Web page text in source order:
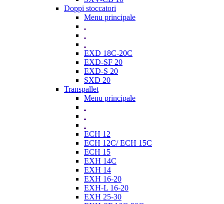
Doppi stoccatori
Menu principale
.
.
.
EXD 18C-20C
EXD-SF 20
EXD-S 20
SXD 20
Transpallet
Menu principale
.
.
.
ECH 12
ECH 12C/ ECH 15C
ECH 15
EXH 14C
EXH 14
EXH 16-20
EXH-L 16-20
EXH 25-30